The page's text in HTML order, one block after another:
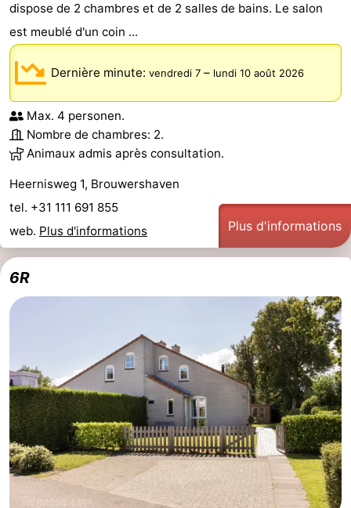
dispose de 2 chambres et de 2 salles de bains. Le salon
est meublé d'un coin ...
Dernière minute: vendredi 7 – lundi 10 août 2026
Max. 4 personen.
Nombre de chambres: 2.
Animaux admis après consultation.
Heernisweg 1, Brouwershaven
tel. +31 111 691 855
web. Plus d'informations Plus d'informations
6R